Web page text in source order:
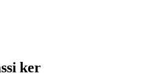
ker